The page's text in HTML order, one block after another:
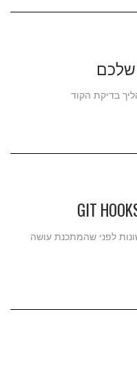
בדיקת הקוד
לפני שהמתכנת עושה